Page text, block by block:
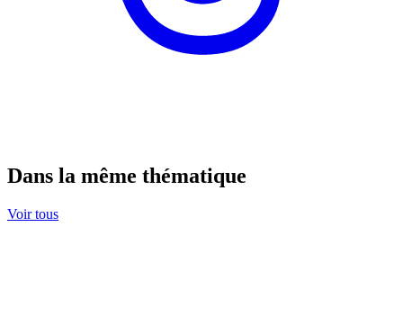
Dans la même thématique
Voir tous